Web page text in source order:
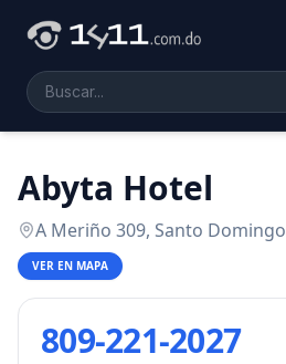
Abyta Hotel
A Meriño 309, Santo Domingo
VER EN MAPA
809-221-2027